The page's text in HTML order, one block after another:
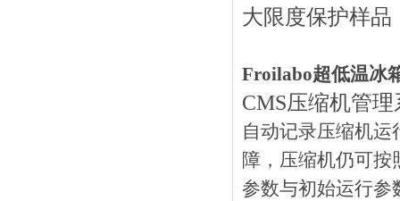
大限度保护样
Froilabo超低温冰
CMS压缩机管理
自动记录压缩机
障，压缩机仍可
参数与初始运行参